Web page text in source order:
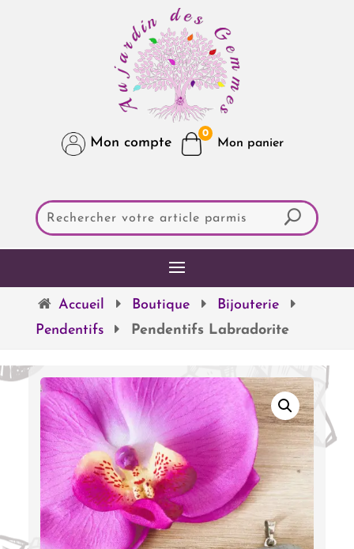
Mon compte
0
Accueil Boutique
Bijouterie
Pendentifs
Pendentifs Labradorite